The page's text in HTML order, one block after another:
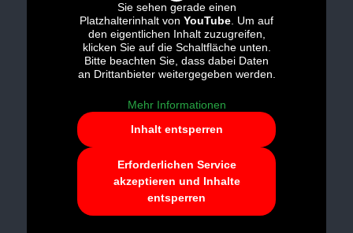
Sie sehen gerade einen
Platzhalterinhalt von YouTube . Um auf
den eigentlichen Inhalt zuzugreifen,
klicken Sie auf die Schaltfläche unten.
Bitte beachten Sie, dass dabei Daten
an Drittanbieter weitergegeben werden.
Mehr Informationen
Inhalt entsperren
Erforderlichen Service
akzeptieren und Inhalte
entsperren